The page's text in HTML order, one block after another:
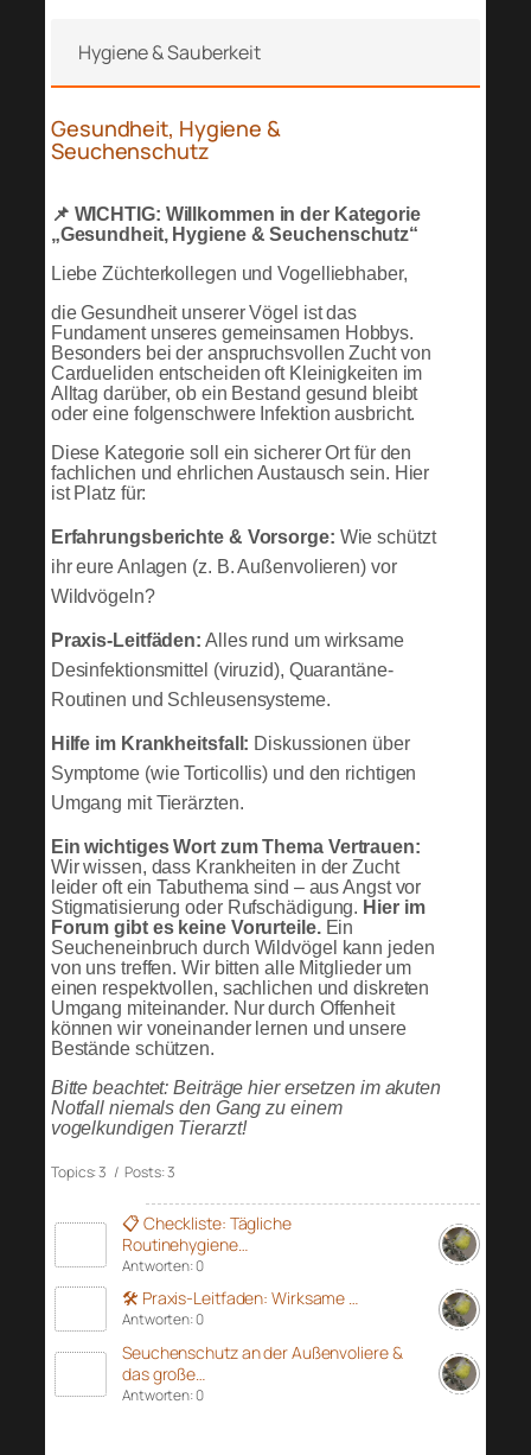
Hygiene & Sauberkeit
Gesundheit, Hygiene &
Seuchenschutz
📌 WICHTIG: Willkommen in der Kategorie
„Gesundheit, Hygiene & Seuchenschutz“
Liebe Züchterkollegen und Vogelliebhaber,
die Gesundheit unserer Vögel ist das
Fundament unseres gemeinsamen Hobbys.
Besonders bei der anspruchsvollen Zucht von
Cardueliden entscheiden oft Kleinigkeiten im
Alltag darüber, ob ein Bestand gesund bleibt
oder eine folgenschwere Infektion ausbricht.
Diese Kategorie soll ein sicherer Ort für den
fachlichen und ehrlichen Austausch sein. Hier
ist Platz für:
Erfahrungsberichte & Vorsorge: Wie schützt
ihr eure Anlagen (z. B. Außenvolieren) vor
Wildvögeln?
Praxis-Leitfäden: Alles rund um wirksame
Desinfektionsmittel (viruzid), Quarantäne-
Routinen und Schleusensysteme.
Hilfe im Krankheitsfall: Diskussionen über
Symptome (wie Torticollis) und den richtigen
Umgang mit Tierärzten.
Ein wichtiges Wort zum Thema Vertrauen:
Wir wissen, dass Krankheiten in der Zucht
leider oft ein Tabuthema sind – aus Angst vor
Stigmatisierung oder Rufschädigung. Hier im
Forum gibt es keine Vorurteile.Ein
Seucheneinbruch durch Wildvögel kann jeden
von uns treffen. Wir bitten alle Mitglieder um
einen respektvollen, sachlichen und diskreten
Umgang miteinander. Nur durch Offenheit
können wir voneinander lernen und unsere
Bestände schützen.
Bitte beachtet: Beiträge hier ersetzen im akuten
Notfall niemals den Gang zu einem
vogelkundigen Tierarzt!
Topics: 3 / Posts: 3
📋 Checkliste: Tägliche
Routinehygiene…
Antworten: 0
🛠️ Praxis-Leitfaden: Wirksame …
Antworten: 0
Seuchenschutz an der Außenvoliere &
das große…
Antworten: 0